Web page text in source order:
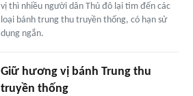
vị thì nhiều người dân Thủ đô lại tìm đến các
loại bánh trung thu truyền thống, có hạn sử
dụng ngắn.
Giữ hương vị bánh Trung thu
truyền thống